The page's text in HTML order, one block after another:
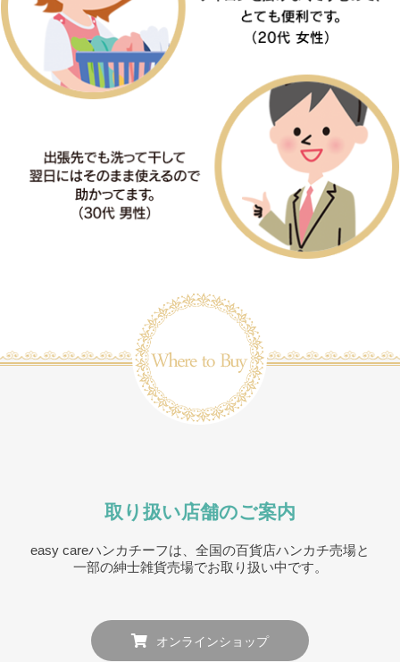
取り扱い店舗のご案内
easy careハンカチーフは、全国の百貨店ハンカチ売場と
一部の紳士雑貨売場でお取り扱い中です。
オンラインショップ